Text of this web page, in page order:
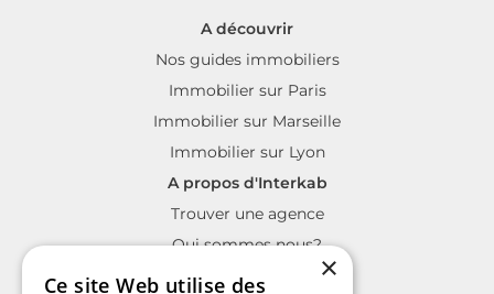
A découvrir
Nos guides immobiliers
Immobilier sur Paris
Immobilier sur Marseille
Immobilier sur Lyon
A propos d'Interkab
Trouver une agence
Qui sommes nous?
La charte Interkab
×
Ce site Web utilise des